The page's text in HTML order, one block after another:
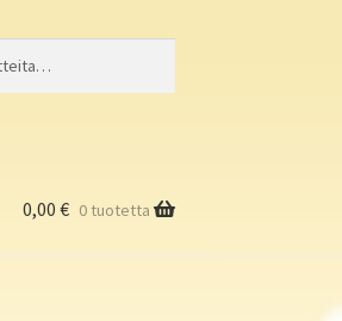
0,00 € 0 tuotetta